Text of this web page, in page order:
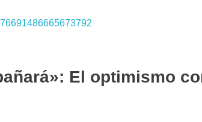
El optimismo